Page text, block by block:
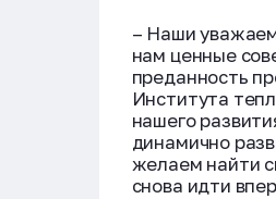
– Наши
нам ценные
преданность
Института
нашего
динамично
желаем найти
снова идти